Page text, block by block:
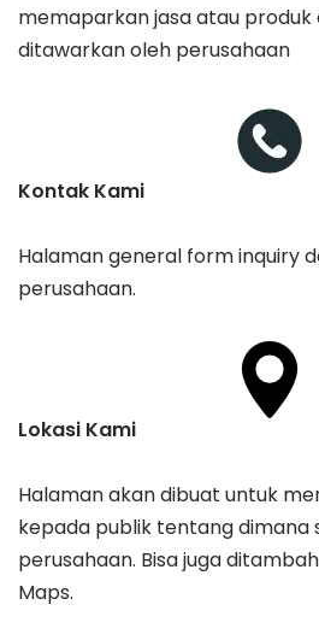
memaparkan jasa atau produk
ditawarkan oleh perusahaan
Kontak Kami
Halaman general form inquiry
perusahaan.
Lokasi Kami
Halaman akan dibuat untuk
kepada publik tentang dimana
perusahaan. Bisa juga
Maps.